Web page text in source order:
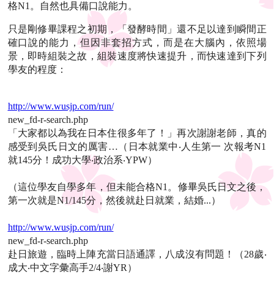
格N1。自然也具備口說能力。
只是剛修畢課程之初期，「發酵時間」還不足以達到瞬間正
確口說的能力，但因非套招方式，而是在大腦內，依照場
景，即時組裝之故，組裝速度將快速提升，而快速達到下列
學友的程度：
http://www.wusjp.com/run/
new_fd-r-search.php
「大家都以為我在日本住很多年了！」再次謝謝老師，真的
感受到吳氏日文的厲害…（日本就業中‧人生第一 次報考N1
就145分！成功大學‧政治系‧YPW）
（這位學友自學多年，但未能合格N1。修畢吳氏日文之後，
第一次就是N1/145分，然後就赴日就業，結婚...）
http://www.wusjp.com/run/
new_fd-r-search.php
赴日旅遊，臨時上陣充當日語通譯，八成沒有問題！（28歲‧
成大‧中文字彙高手2/4‧謝YR）